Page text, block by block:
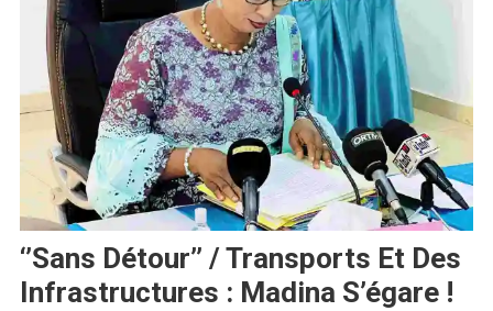
‘’Sans Détour’’ / Transports Et Des
Infrastructures : Madina S’égare !